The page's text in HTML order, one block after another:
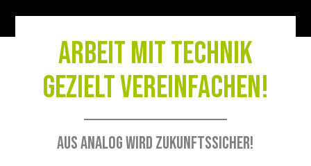
Arbeit mit Technik
gezielt vereinfachen!
Aus analog wird zukunftssicher!